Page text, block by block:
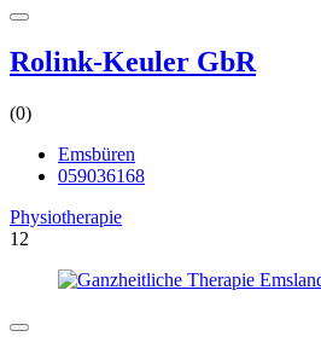
Rolink-Keuler GbR
(0)
Emsbüren
059036168
Physiotherapie
12